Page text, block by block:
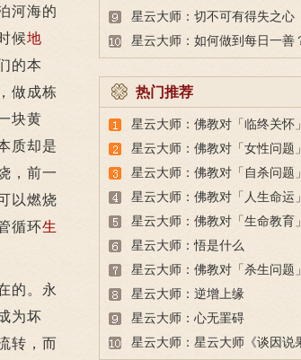
河海的
候地
的本
做成栋
块黄
质却是
，前一
以燃烧
循环生
的。永
为坏
转，而
在父母身上
星云大师：切不可有得失之心
星云大师：如何做到每日一善
热门推荐
星云大师：佛教对「临终关怀
看法
星云大师：佛教对「女性问题
看法
星云大师：佛教对「自杀问题
看法
星云大师：佛教对「人生命运
看法
星云大师：佛教对「生命教育
看法
星云大师：悟是什么
星云大师：佛教对「杀生问题
看法
星云大师：逆增上缘
星云大师：心无罣碍
星云大师：星云大师《谈因说